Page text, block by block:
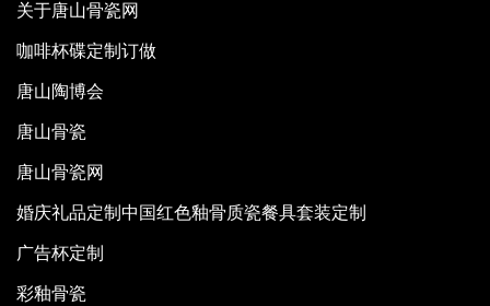
关于唐山骨瓷网
咖啡杯碟定制订做
唐山陶博会
唐山骨瓷
唐山骨瓷网
婚庆礼品定制中国红色釉骨质瓷餐具套装定制
广告杯定制
彩釉骨瓷